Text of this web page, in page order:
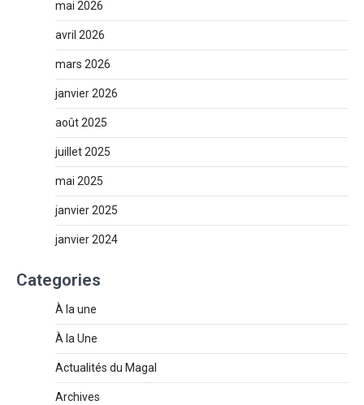
mai 2026
avril 2026
mars 2026
janvier 2026
août 2025
juillet 2025
mai 2025
janvier 2025
janvier 2024
Categories
À la une
À la Une
Actualités du Magal
Archives